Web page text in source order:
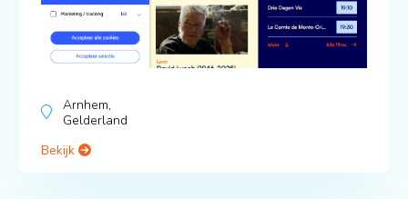
Arnhem,
Gelderland
Bekijk